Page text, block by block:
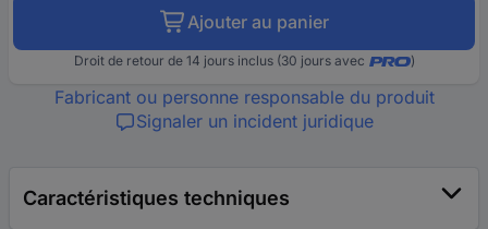
Ajouter au panier
Droit de retour de 14 jours inclus (30 jours avec )
Fabricant ou personne responsable du produit
Signaler un incident juridique
Caractéristiques techniques